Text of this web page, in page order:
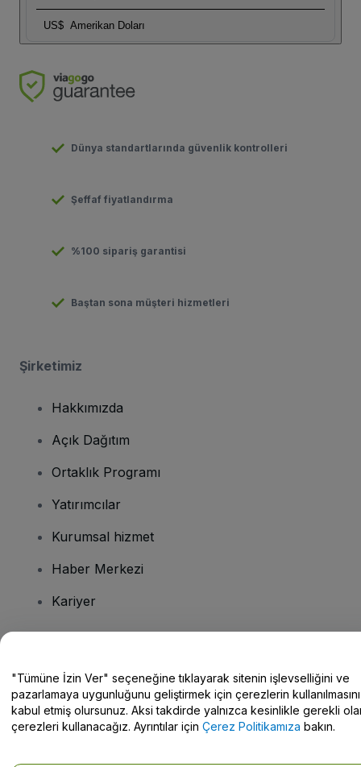
US$ Amerikan Doları
Dünya standartlarında güvenlik kontrolleri
Şeffaf fiyatlandırma
%100 sipariş garantisi
Baştan sona müşteri hizmetleri
Şirketimiz
Hakkımızda
Açık Dağıtım
Ortaklık Programı
Yatırımcılar
Kurumsal hizmet
Haber Merkezi
Kariyer
Yardım Merkezi / Bize Ulaşın
"Tümüne İzin Ver" seçeneğine tıklayarak sitenin işlevselliğini ve
pazarlamaya uygunluğunu geliştirmek için çerezlerin kullanılmasını
kabul etmiş olursunuz. Aksi takdirde yalnızca kesinlikle gerekli
çerezleri kullanacağız. Ayrıntılar için Çerez Politikamıza bakın.